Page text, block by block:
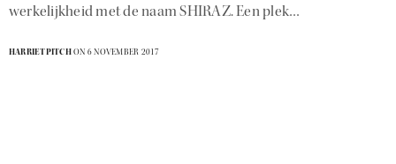
werkelijkheid met de naam SHIRAZ. Een plek…
HARRIETPITCHON 6 NOVEMBER 2017